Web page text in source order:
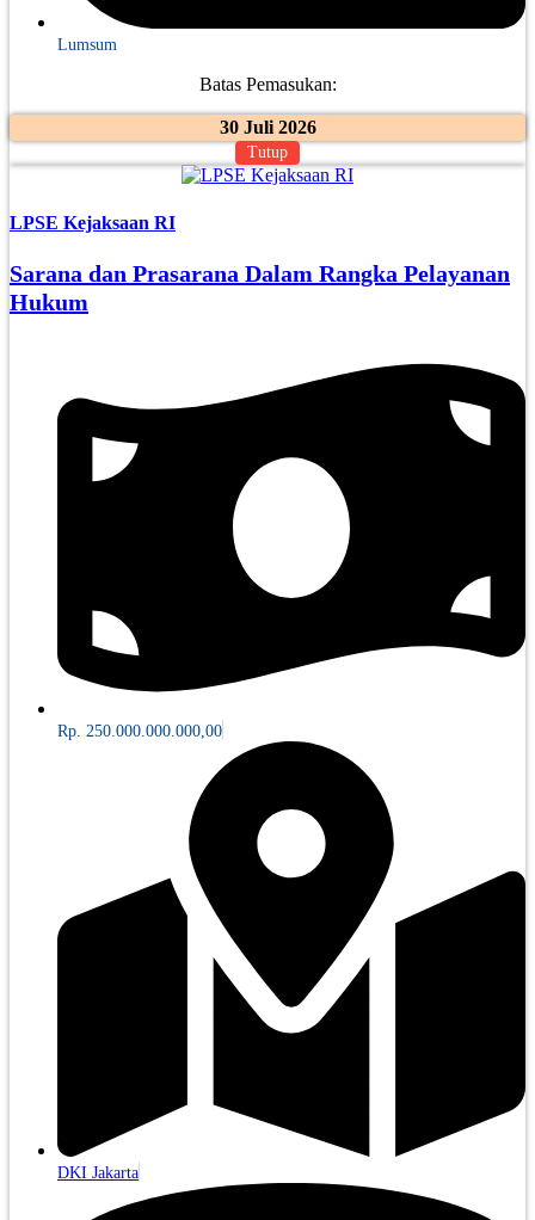
Lumsum
Batas Pemasukan:
30 Juli 2026
Tutup
LPSE Kejaksaan RI
Sarana dan Prasarana Dalam Rangka Pelayanan
Hukum
Rp. 250.000.000.000,00
DKI Jakarta